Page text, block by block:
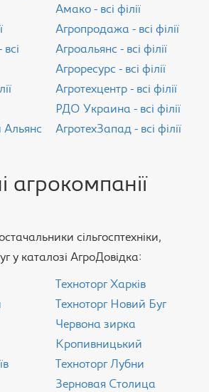
Альянс
Амако - всі філії
Агропродажа - всі філії
Агроальянс - всі філії
Агроресурс - всі філії
Агротехцентр - всі філії
РДО Украина - всі філії
АгротехЗапад - всі філії
агрокомпанії
сільгосптехніки,
у каталозі АгроДовідка:
Техноторг Харків
Техноторг Новий Буг
Червона зирка
Кропивницький
Техноторг Лубни
Зерновая Столица